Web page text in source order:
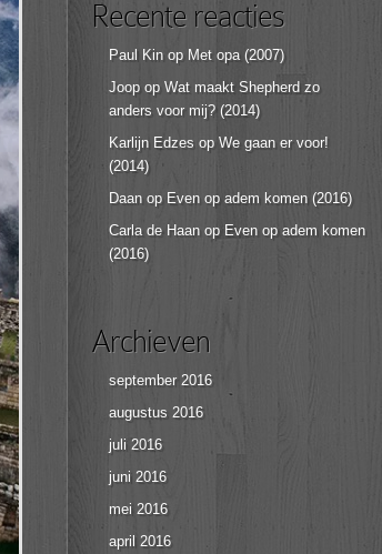
Recente reacties
Paul Kin op Met opa (2007)
Joop op Wat maakt Shepherd zo
anders voor mij? (2014)
Karlijn Edzes op We gaan er voor!
(2014)
Daan op Even op adem komen (2016)
Carla de Haan op Even op adem komen
(2016)
Archieven
september 2016
augustus 2016
juli 2016
juni 2016
mei 2016
april 2016